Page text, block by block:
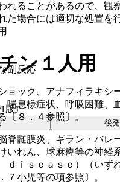
れることがあるので、観
た場合には適切な処置を
副反応
ック、アナフィラキシ
喘息様症状、呼吸困難、
〔８．４参照〕。
髄膜炎、ギラン・バレ
いれん、球麻痺等の神経
ｉｓｅａｓｅ）（いず
７小児等の項参照〕。
ン１人用
版)
後